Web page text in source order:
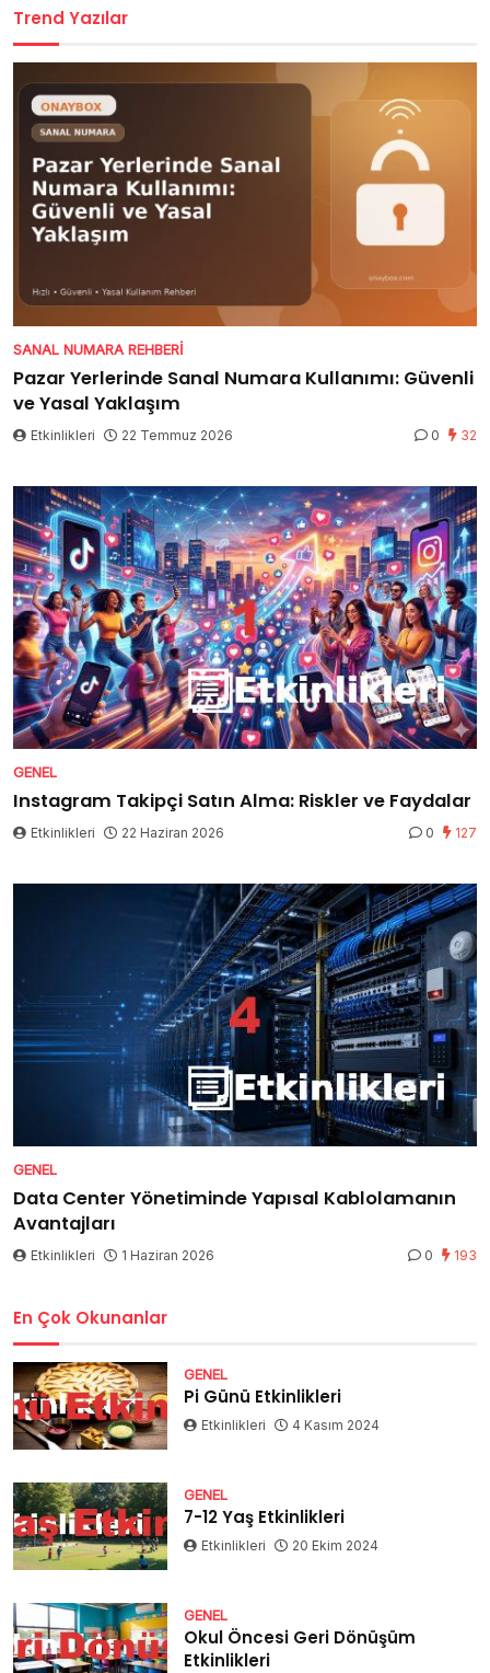
Trend Yazılar
SANAL NUMARA REHBERI
Pazar Yerlerinde Sanal Numara Kullanımı: Güvenli
ve Yasal Yaklaşım
Etkinlikleri 22 Temmuz 2026 0 32
GENEL
Instagram Takipçi Satın Alma: Riskler ve Faydalar
Etkinlikleri 22 Haziran 2026 0 127
GENEL
Data Center Yönetiminde Yapısal Kablolamanın
Avantajları
Etkinlikleri 1 Haziran 2026 0 193
En Çok Okunanlar
GENEL
Pi Günü Etkinlikleri
Etkinlikleri 4 Kasım 2024
GENEL
7-12 Yaş Etkinlikleri
Etkinlikleri 20 Ekim 2024
GENEL
Okul Öncesi Geri Dönüşüm
Etkinlikleri